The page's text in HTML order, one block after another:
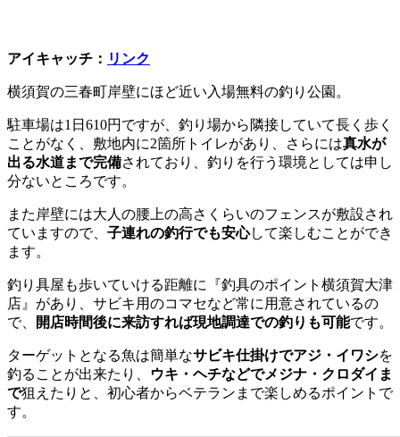
アイキャッチ： リンク
横須賀の三春町岸壁にほど近い入場無料の釣り公園。
駐車場は1日610円ですが、釣り場から隣接していて長く歩く
ことがなく、敷地内に2箇所トイレがあり、さらには真水が
出る水道まで完備されており、釣りを行う環境としては申し
分ないところです。
また岸壁には大人の腰上の高さくらいのフェンスが敷設され
ていますので、 子連れの釣行でも安心して楽しむことができ
ます。
釣り具屋も歩いていける距離に『釣具のポイント横須賀大津
店』があり、サビキ用のコマセなど常に用意されているの
で、
開店時間後に来訪すれば現地調達での釣りも可能です。
ターゲットとなる魚は簡単なサビキ仕掛けでアジ・イワシを
釣ることが出来たり、
ウキ・ヘチなどでメジナ・クロダイま
で狙えたりと、初心者からベテランまで楽しめるポイントで
す。